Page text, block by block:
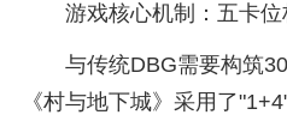
游戏核心机制：五卡位
与传统DBG需要构筑
《村与地下城》采用了